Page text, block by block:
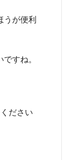
うが便利
すね。
ださい